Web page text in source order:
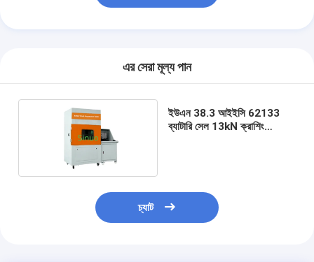
এর সেরা মূল্য পান
ইউএন 38.3 আইইসি 62133
ব্যাটারি সেল 13kN ক্রাশিং
চ্যাট